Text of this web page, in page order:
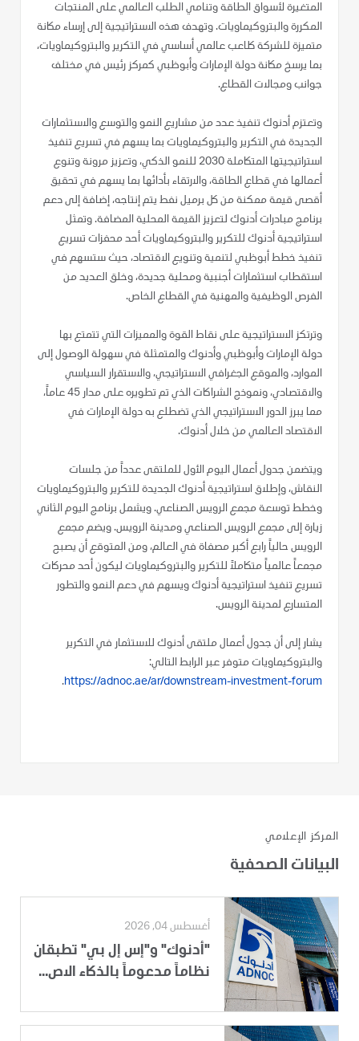
المتغيرة لأسواق الطاقة وتنامي الطلب العالمي على المنتجات
المكررة والبتروكيماويات. وتهدف هذه الاستراتيجية إلى إرساء مكانة
متميزة للشركة كلاعب عالمي أساسي في التكرير والبتروكيماويات،
بما يرسخ مكانة دولة الإمارات وأبوظبي كمركز رئيس في مختلف
جوانب ومجالات القطاع.
وتعتزم أدنوك تنفيذ عدد من مشاريع النمو والتوسع والاستثمارات
الجديدة في التكرير والبتروكيماويات بما يسهم في تسريع تنفيذ
استراتيجيتها المتكاملة 2030 للنمو الذكي، وتعزيز مرونة وتنوع
أعمالها في قطاع الطاقة، والارتقاء بأدائها بما يسهم في تحقيق
أقصى قيمة ممكنة من كل برميل نفط يتم إنتاجه، إضافة إلى دعم
برنامج مبادرات أدنوك لتعزيز القيمة المحلية المضافة. وتمثل
استراتيجية أدنوك للتكرير والبتروكيماويات أحد محفزات تسريع
تنفيذ خطط أبوظبي لتنمية وتنويع الاقتصاد، حيث ستسهم في
استقطاب استثمارات أجنبية ومحلية جديدة، وخلق العديد من
الفرص الوظيفية والمهنية في القطاع الخاص.
وترتكز الاستراتيجية على نقاط القوة والمميزات التي تتمتع بها
دولة الإمارات وأبوظبي وأدنوك والمتمثلة في سهولة الوصول إلى
الموارد، والموقع الجغرافي الاستراتيجي، والاستقرار السياسي
والاقتصادي، ونموذج الشراكات الذي تم تطويره على مدار 45 عاماً،
مما يبرز الدور الاستراتيجي الذي تضطلع به دولة الإمارات في
الاقتصاد العالمي من خلال أدنوك.
ويتضمن جدول أعمال اليوم الأول للملتقى عدداً من جلسات
النقاش، وإطلاق استراتيجية أدنوك الجديدة للتكرير والبتروكيماويات
وخطط توسعة مجمع الرويس الصناعي. ويشمل برنامج اليوم الثاني
زيارة إلى مجمع الرويس الصناعي ومدينة الرويس. ويضم مجمع
الرويس حالياً رابع أكبر مصفاة في العالم، ومن المتوقع أن يصبح
مجمعاً عالمياً متكاملاً للتكرير والبتروكيماويات ليكون أحد محركات
تسريع تنفيذ استراتيجية أدنوك ويسهم في دعم النمو والتطور
المتسارع لمدينة الرويس.
يشار إلى أن جدول أعمال ملتقى أدنوك للاستثمار في التكرير
والبتروكيماويات متوفر عبر الرابط التالي:
https://adnoc.ae/ar/downstream-investment-forum
.
المركز الإعلامي
البيانات الصحفية
أغسطس 04, 2026
"أدنوك" و"إس إل بي" تطبقان
نظاماً مدعوماً بالذكاء الاص...